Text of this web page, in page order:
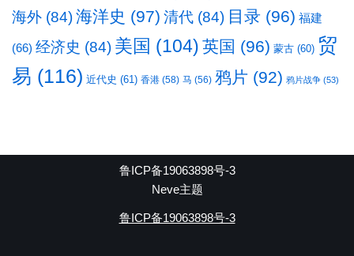
海外 (84)海洋史 (97) 清代 (84) 目录 (96) 福建
(66) 经济史 (84) 美国 (104) 英国 (96) 蒙古 (60) 贸
易 (116) 近代史 (61) 香港 (58) 马 (56) 鸦片 (92) 鸦片战争 (53)
鲁ICP备19063898号-3
Neve主题
鲁ICP备19063898号-3